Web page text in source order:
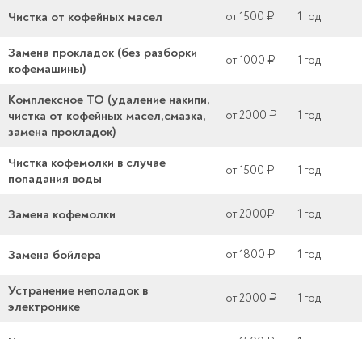
Чистка от кофейных масел от 1500 ₽ 1 год
Замена прокладок (без разборки
кофемашины)
от 1000 ₽ 1 год
Комплексное ТО (удаление накипи,
чистка от кофейных масел,смазка,
замена прокладок)
от 2000 ₽ 1 год
Чистка кофемолки в случае
попадания воды
от 1500 ₽ 1 год
Замена кофемолки от 2000₽ 1 год
Замена бойлера от 1800 ₽ 1 год
Устранение неполадок в
электронике
от 2000 ₽ 1 год